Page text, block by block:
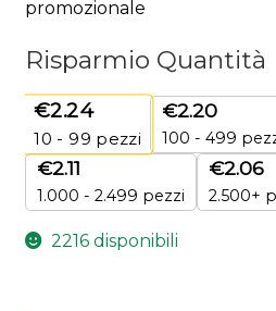
promozionale
Risparmio Quantità
€2.24
10 - 99 pezzi
€2.20
100 - 499
€2.11
1.000 - 2.499 pezzi
€2.06
2.500+
2216 disponibili